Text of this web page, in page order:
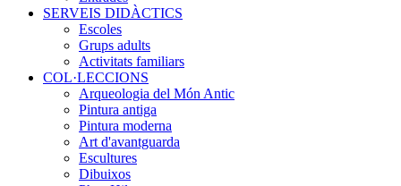
SERVEIS DIDÀCTICS
Escoles
Grups adults
Activitats familiars
COL·LECCIONS
Arqueologia del Món Antic
Pintura antiga
Pintura moderna
Art d'avantguarda
Escultures
Dibuixos